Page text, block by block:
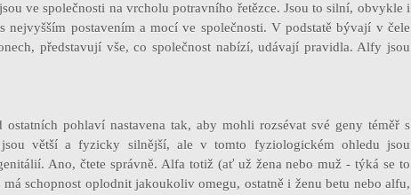
ve společnosti na vrcholu potravního řetězce. Jsou to silní, obvykle i
nejvyšším postavením a mocí ve společnosti. V podstatě bývají v čele
představují vše, co společnost nabízí, udávají pravidla. Alfy jsou
pohlaví nastavena tak, aby mohli rozsévat své geny téměř s
jsou větší a fyzicky silnější, ale v tomto fyziologickém ohledu jsou
Ano, čtete správně. Alfa totiž (ať už žena nebo muž - týká se to
schopnost oplodnit jakoukoliv omegu, ostatně i ženu betu nebo alfu,